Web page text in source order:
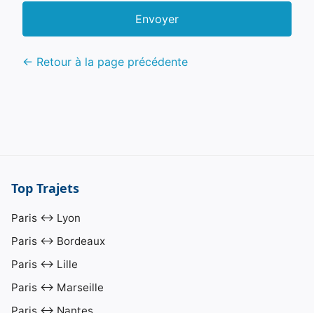
Envoyer
← Retour à la page précédente
Top Trajets
Paris ↔ Lyon
Paris ↔ Bordeaux
Paris ↔ Lille
Paris ↔ Marseille